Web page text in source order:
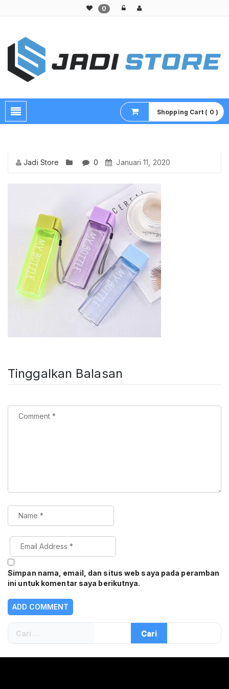
0
Shopping Cart ( 0 )
Jadi Store 0 Januari 11, 2020
Tinggalkan Balasan
Simpan nama, email, dan situs web saya pada peramban
ini untuk komentar saya berikutnya.
Cari
untuk: